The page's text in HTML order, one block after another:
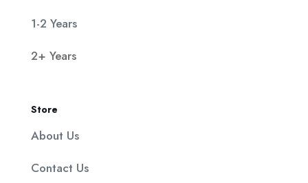
1-2 Years
2+ Years
Store
About Us
Contact Us